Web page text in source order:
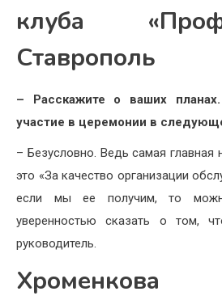
клуба
Ставрополь
– Расскажите о ваших
участие в церемонии в
– Безусловно. Ведь самая
это «За качество организации
если мы ее получим, то
уверенностью сказать о том,
руководитель.